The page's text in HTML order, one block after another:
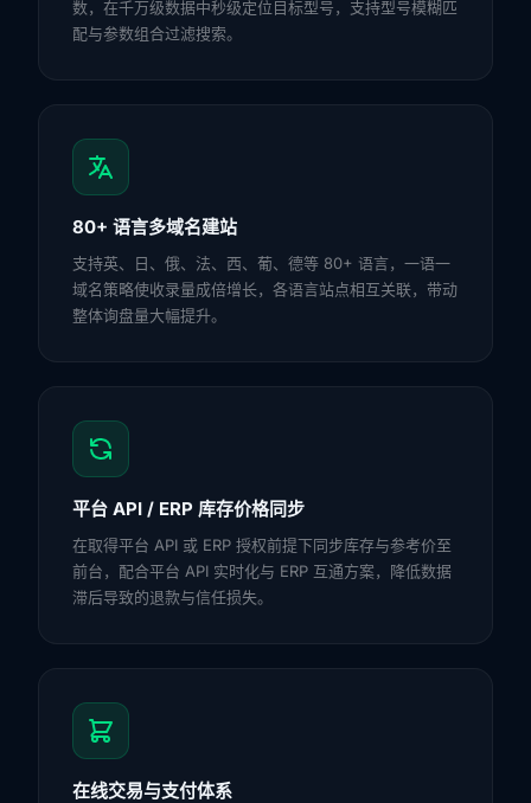
数，在千万级数据中秒级定位目标型号，支持型号模糊匹
配与参数组合过滤搜索。
80+ 语言多域名建站
支持英、日、俄、法、西、葡、德等 80+ 语言，一语一
域名策略使收录量成倍增长，各语言站点相互关联，带动
整体询盘量大幅提升。
平台 API / ERP 库存价格同步
在取得平台 API 或 ERP 授权前提下同步库存与参考价至
前台，配合平台 API 实时化与 ERP 互通方案，降低数据
滞后导致的退款与信任损失。
在线交易与支付体系